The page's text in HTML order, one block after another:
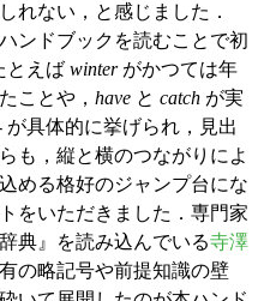
れない，と感じました．
ンドブックを読むことで初
とえば winterがかつては年
ことや， have と catch が実
具体的に挙げられ，見出
も，縦と横のつながりによ
める格好のジャンプ台にな
をいただきました．専門家
典』を読み込んでいる寺澤
の略記号や前提知識の壁